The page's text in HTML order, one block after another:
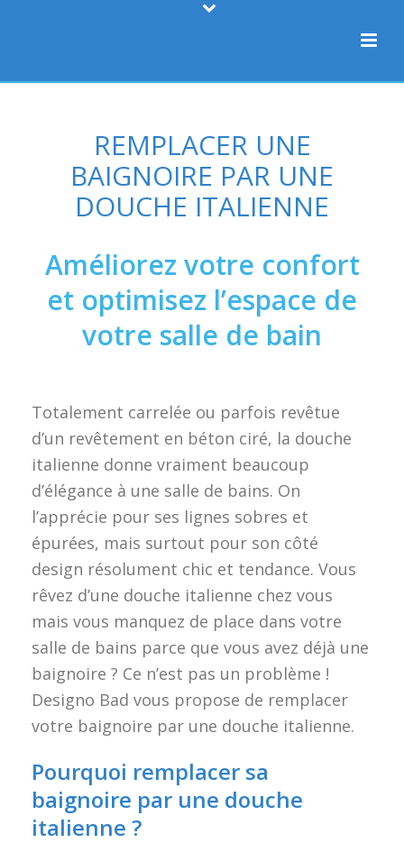
REMPLACER UNE
BAIGNOIRE PAR UNE
DOUCHE ITALIENNE
Améliorez votre confort
et optimisez l’espace de
votre salle de bain
Totalement carrelée ou parfois revêtue
d’un revêtement en béton ciré, la douche
italienne donne vraiment beaucoup
d’élégance à une salle de bains. On
l’apprécie pour ses lignes sobres et
épurées, mais surtout pour son côté
design résolument chic et tendance. Vous
rêvez d’une douche italienne chez vous
mais vous manquez de place dans votre
salle de bains parce que vous avez déjà une
baignoire ? Ce n’est pas un problème !
Designo Bad vous propose de remplacer
votre baignoire par une douche italienne.
Pourquoi remplacer sa
baignoire par une douche
italienne ?